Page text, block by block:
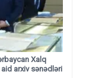
Xalq
arxiv sənədləri